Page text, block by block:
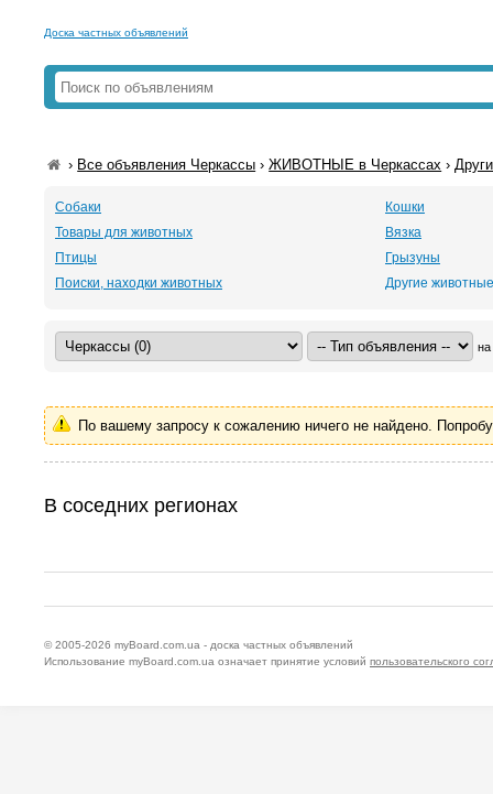
Доска частных объявлений
› Все объявления Черкассы ›ЖИВОТНЫЕ в Черкассах ›
Собаки
Кошки
Товары для животных
Вязка
Птицы
Грызуны
Поиски, находки животных
Другие животные
на
По вашему запросу к сожалению ничего не найдено.
В соседних регионах
© 2005-2026 myBoard.com.ua - доска частных объявлений
Использование myBoard.com.ua означает принятие условий пользовательского